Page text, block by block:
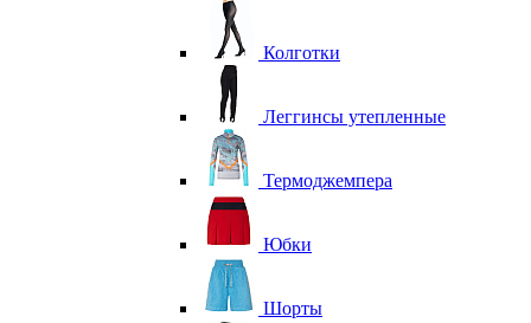
Колготки
Леггинсы утепленные
Термоджемпера
Юбки
Шорты